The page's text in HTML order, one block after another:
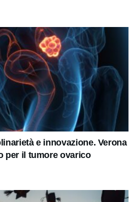
e innovazione. Verona
per il tumore ovarico